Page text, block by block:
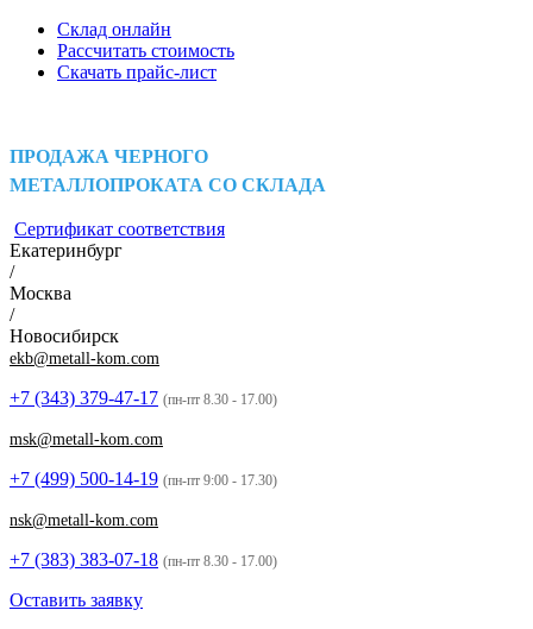
Склад онлайн
Рассчитать стоимость
Скачать прайс-лист
ПРОДАЖА ЧЕРНОГО
МЕТАЛЛОПРОКАТА СО СКЛАДА
Сертификат соответствия
Екатеринбург
/
Москва
/
Новосибирск
ekb@metall-kom.com
+7 (343) 379-47-17 (пн-пт 8.30 - 17.00)
msk@metall-kom.com
+7 (499) 500-14-19 (пн-пт 9:00 - 17.30)
nsk@metall-kom.com
+7 (383) 383-07-18 (пн-пт 8.30 - 17.00)
Оставить заявку